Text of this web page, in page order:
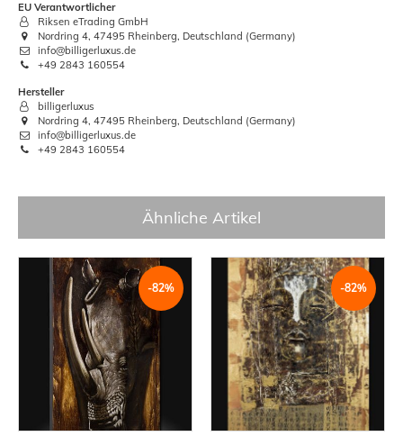
EU Verantwortlicher
Riksen eTrading GmbH
Nordring 4, 47495 Rheinberg, Deutschland (Germany)
info@billigerluxus.de
+49 2843 160554
Hersteller
billigerluxus
Nordring 4, 47495 Rheinberg, Deutschland (Germany)
info@billigerluxus.de
+49 2843 160554
Ähnliche Artikel
-82% -82%